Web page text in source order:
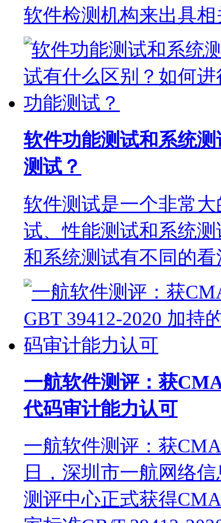
软件检测机构来出具
软件功能测试和系统
测试？
软件测试是一个非常
试、性能测试和系统
和系统测试有不同的看
一航软件测评：获
代码审计能力认可
一航软件测评：获
日，深圳市一航网络
测评中心正式获得